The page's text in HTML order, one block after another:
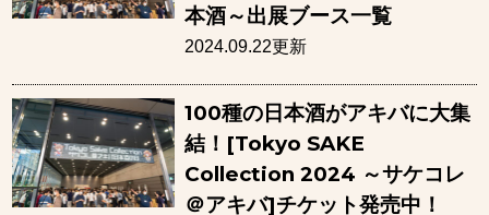
本酒～出展ブース一覧
2024.09.22更新
100種の日本酒がアキバに大集
結！[Tokyo SAKE
Collection 2024 ～サケコレ
＠アキバ]チケット発売中！